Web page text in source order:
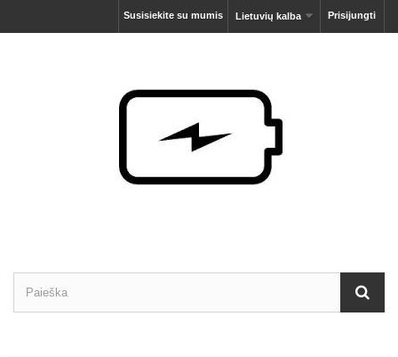
Prisijungti
Lietuvių kalba
Susisiekite su mumis